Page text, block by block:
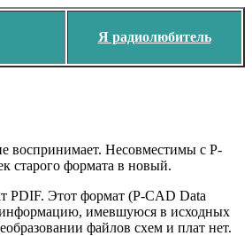
Я радиолюбитель
воспринимает. Несовместимы с P-
старого формата в новый.
PDIF. Этот формат (P-CAD Data
информацию, имевшуюся в исходных
файлов схем и плат нет.